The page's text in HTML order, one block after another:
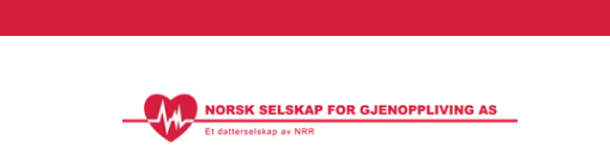
to